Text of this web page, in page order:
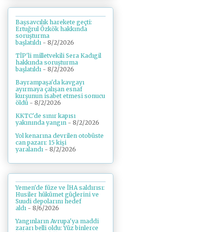
Başsavcılık harekete geçti:
Ertuğrul Özkök hakkında
soruşturma
başlatıldı - 8/2/2026
TİP'li milletvekili Sera Kadıgil
hakkında soruşturma
başlatıldı - 8/2/2026
Bayrampaşa'da kavgayı
ayırmaya çalışan esnaf
kurşunun isabet etmesi sonucu
öldü - 8/2/2026
KKTC'de sınır kapısı
yakınında yangın - 8/2/2026
Yol kenarına devrilen otobüste
can pazarı: 15 kişi
yaralandı - 8/2/2026
Yemen'de füze ve İHA saldırısı:
Husiler hükümet güçlerini ve
Suudi depolarını hedef
aldı - 8/6/2026
Yangınların Avrupa'ya maddi
zararı belli oldu: Yüz binlerce